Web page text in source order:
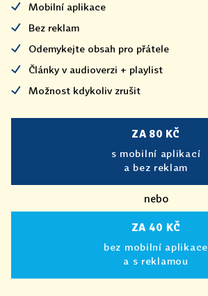
Mobilní aplikace
Bez reklam
Odemykejte obsah pro přátele
Články v audioverzi + playlist
Možnost kdykoliv zrušit
ZA 80 KČ
s mobilní aplikací
a bez reklam
nebo
ZA 40 KČ
bez mobilní aplikace
a s reklamou